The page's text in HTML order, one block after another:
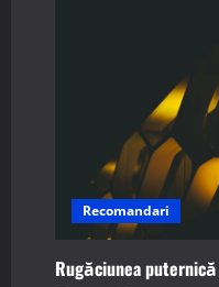
corectă
Recomandari
Rugăciunea